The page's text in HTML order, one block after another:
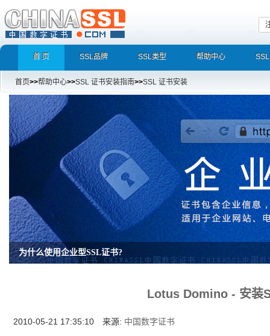
首 页 SSL品牌 SSL类型 帮助中心
首页>>帮助中心>>SSL 证书安装指南>>SSL 证书安装
为什么使用企业型SSL证书?
Lotus Domino - 安装
2010-05-21 17:35:10 来源: 中国数字证书